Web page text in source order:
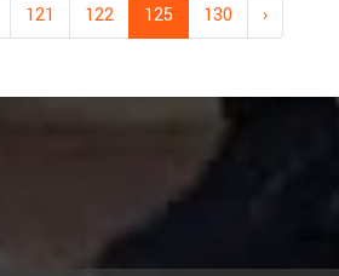
121 122 125 130 ›